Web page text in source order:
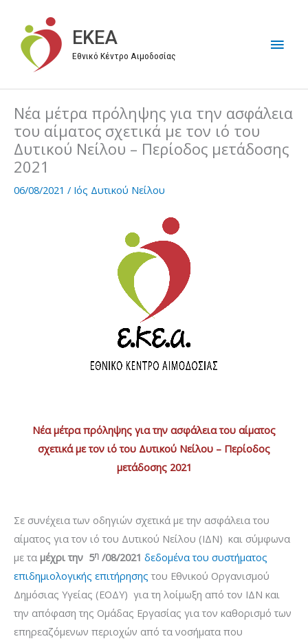
περιεχόμενο
EKEA
Εθνικό Κέντρο Αιμοδοσίας
Νέα μέτρα πρόληψης για την ασφάλεια
του αίματος σχετικά με τον ιό του
Δυτικού Νείλου – Περίοδος μετάδοσης
2021
06/08/2021 / Ιός Δυτικού Νείλου
Νέα μέτρα πρόληψης για την ασφάλεια του αίματος
σχετικά με τον ιό του Δυτικού Νείλου – Περίοδος
μετάδοσης 2021
Σε συνέχεια των οδηγιών σχετικά με την ασφάλεια του
αίματος για τον ιό του Δυτικού Νείλου (ΙΔΝ) και σύμφωνα
με τα μέχρι την 5η /08/2021 δεδομένα του συστήματος
επιδημιολογικής επιτήρησης του Εθνικού Οργανισμού
Δημόσιας Υγείας (ΕΟΔΥ) για τη λοίμωξη από τον ΙΔΝ και
την απόφαση της Ομάδας Εργασίας για τον καθορισμό των
επηρεαζόμενων περιοχών από τα νοσήματα που